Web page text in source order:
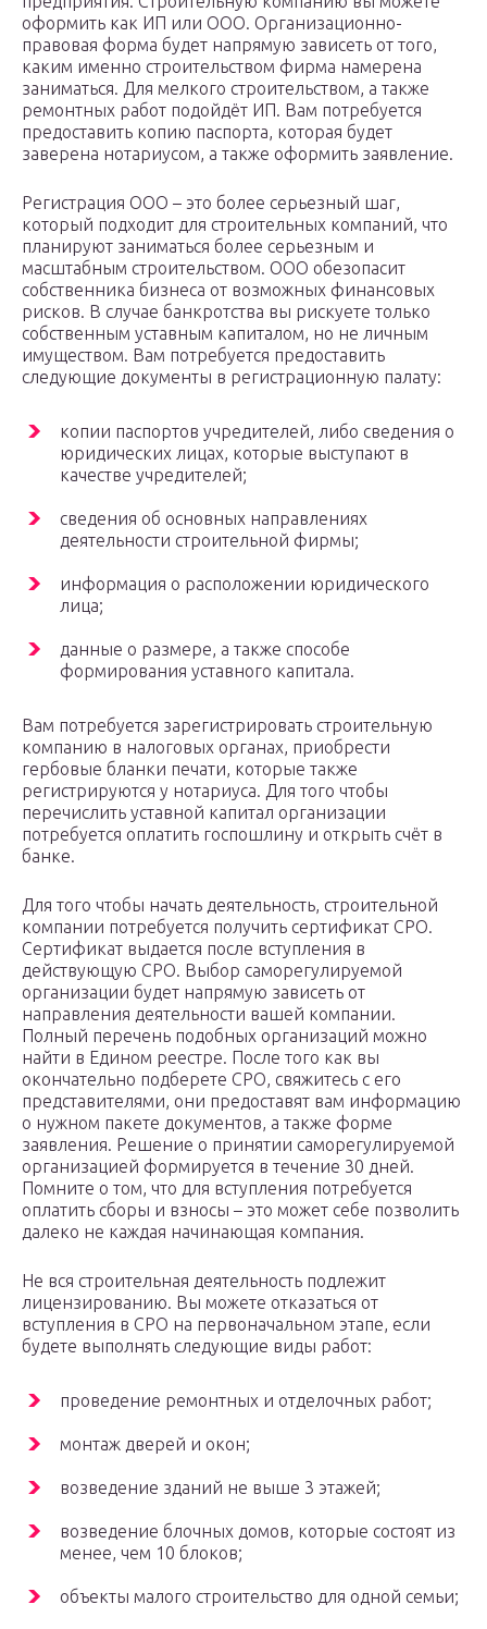
оформить как ИП или ООО. Организационно-
правовая форма будет напрямую зависеть от того,
каким именно строительством фирма намерена
заниматься. Для мелкого строительством, а также
ремонтных работ подойдёт ИП. Вам потребуется
предоставить копию паспорта, которая будет
заверена нотариусом, а также оформить заявление.
Регистрация ООО – это более серьезный шаг,
который подходит для строительных компаний, что
планируют заниматься более серьезным и
масштабным строительством. ООО обезопасит
собственника бизнеса от возможных финансовых
рисков. В случае банкротства вы рискуете только
собственным уставным капиталом, но не личным
имуществом. Вам потребуется предоставить
следующие документы в регистрационную палату:
копии паспортов учредителей, либо сведения о
юридических лицах, которые выступают в
качестве учредителей;
сведения об основных направлениях
деятельности строительной фирмы;
информация о расположении юридического
лица;
данные о размере, а также способе
формирования уставного капитала.
Вам потребуется зарегистрировать строительную
компанию в налоговых органах, приобрести
гербовые бланки печати, которые также
регистрируются у нотариуса. Для того чтобы
перечислить уставной капитал организации
потребуется оплатить госпошлину и открыть счёт в
банке.
Для того чтобы начать деятельность, строительной
компании потребуется получить сертификат СРО.
Сертификат выдается после вступления в
действующую СРО. Выбор саморегулируемой
организации будет напрямую зависеть от
направления деятельности вашей компании.
Полный перечень подобных организаций можно
найти в Едином реестре. После того как вы
окончательно подберете СРО, свяжитесь с его
представителями, они предоставят вам информацию
о нужном пакете документов, а также форме
заявления. Решение о принятии саморегулируемой
организацией формируется в течение 30 дней.
Помните о том, что для вступления потребуется
оплатить сборы и взносы – это может себе позволить
далеко не каждая начинающая компания.
Не вся строительная деятельность подлежит
лицензированию. Вы можете отказаться от
вступления в СРО на первоначальном этапе, если
будете выполнять следующие виды работ:
проведение ремонтных и отделочных работ;
монтаж дверей и окон;
возведение зданий не выше 3 этажей;
возведение блочных домов, которые состоят из
менее, чем 10 блоков;
объекты малого строительство для одной семьи;